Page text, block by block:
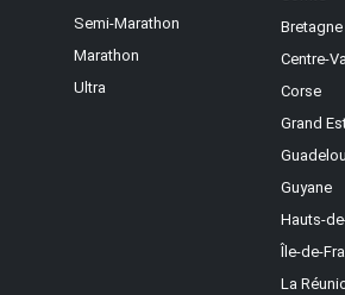
Semi-Marathon
Marathon
Ultra
Bretagne
Centre-
Corse
Grand
Guyane
Hauts-
Île-de-
La